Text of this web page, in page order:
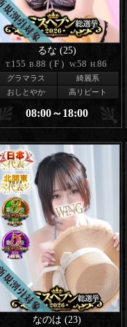
るな (25)
T. 155 B. 88 (F) W.58 H. 86
グラマラス
綺麗系
おしとやか
高リピート
08:00～18:00
なのは (23)